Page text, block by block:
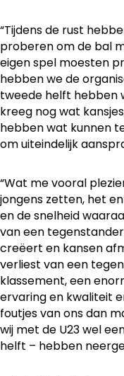
“Tijdens de rust
proberen om de bal
eigen spel moesten
hebben we de
tweede helft hebben
kreeg nog wat
hebben wat kunnen
om uiteindelijk
“Wat me vooral
jongens zetten, het
en de snelheid
van een
creëert en kansen
verliest van een
klassement, een
ervaring en kwaliteit
foutjes van ons dan
wij met de U23 wel
helft – hebben